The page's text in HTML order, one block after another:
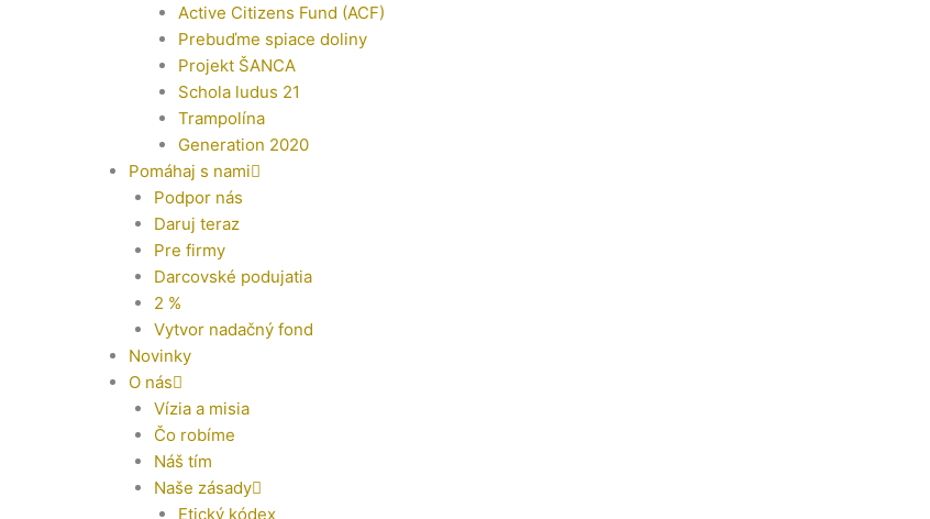
Active Citizens Fund (ACF)
Prebuďme spiace doliny
Projekt ŠANCA
Schola ludus 21
Trampolína
Generation 2020
Pomáhaj s nami
Podpor nás
Daruj teraz
Pre firmy
Darcovské podujatia
2 %
Vytvor nadačný fond
Novinky
O nás
Vízia a misia
Čo robíme
Náš tím
Naše zásady
Etický kódex